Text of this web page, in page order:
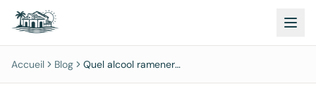
Accueil Blog
Quel alcool ramener